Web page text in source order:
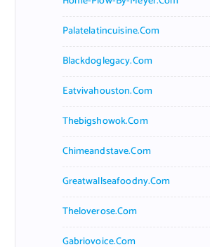
Palatelatincuisine.com
Blackdoglegacy.com
Eatvivahouston.com
Thebigshowok.com
Chimeandstave.com
Greatwallseafoodny.com
Theloverose.com
Gabriovoice.com